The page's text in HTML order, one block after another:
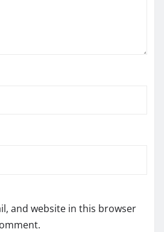
and website in this browser